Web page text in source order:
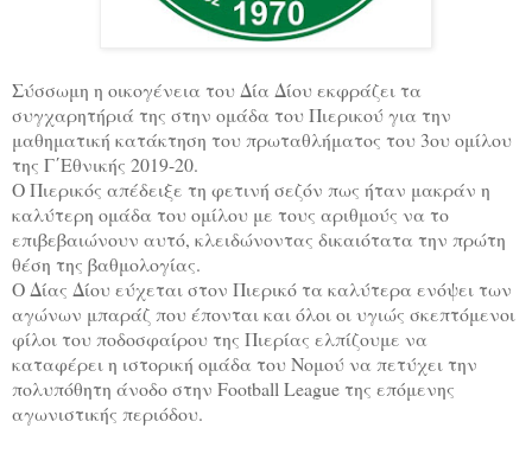
Σύσσωμη η οικογένεια του Δία Δίου εκφράζει τα
συγχαρητήριά της στην ομάδα του Πιερικού για την
μαθηματική κατάκτηση του πρωταθλήματος του 3ου ομίλου
της Γ΄Εθνικής 2019-20.
Ο Πιερικός απέδειξε τη φετινή σεζόν πως ήταν μακράν η
καλύτερη ομάδα του ομίλου με τους αριθμούς να το
επιβεβαιώνουν αυτό, κλειδώνοντας δικαιότατα την πρώτη
θέση της βαθμολογίας.
Ο Δίας Δίου εύχεται στον Πιερικό τα καλύτερα ενόψει των
αγώνων μπαράζ που έπονται και όλοι οι υγιώς σκεπτόμενοι
φίλοι του ποδοσφαίρου της Πιερίας ελπίζουμε να
καταφέρει η ιστορική ομάδα του Νομού να πετύχει την
πολυπόθητη άνοδο στην Football League της επόμενης
αγωνιστικής περιόδου.